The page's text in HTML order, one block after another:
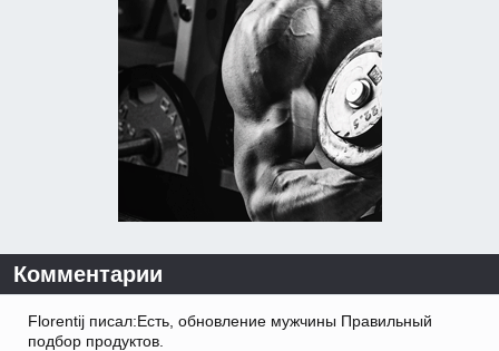
Комментарии
Florentij писал:Есть, обновление мужчины Правильный
подбор продуктов.